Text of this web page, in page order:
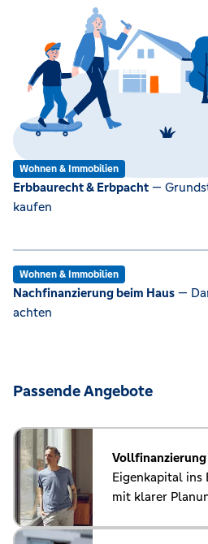
Wohnen & Immobilien
Erbbaurecht & Erbpacht —
kaufen
Wohnen & Immobilien
Nachfinanzierung beim Haus —
achten
Passende Angebote
Vollfinanzierung
Eigenkapital ins
mit klarer